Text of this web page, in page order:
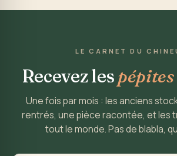
LE CARNET DU
Recevez lespépites
Une fois par mois : les anciens
rentrés, une pièce racontée, et les
tout le monde. Pas de blabla,